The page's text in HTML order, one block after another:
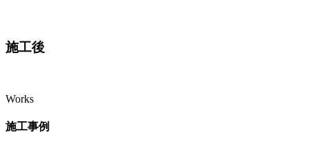
施工後
Works
施工事例